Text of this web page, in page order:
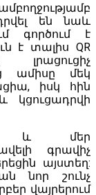
են նաև
գործում է
է տալիս QR
ամիսը մեկ
իսկ հին
կցուցադրվի
և մեր
գրավիչ
այստեղ:
նոր շունչ
վայրերում